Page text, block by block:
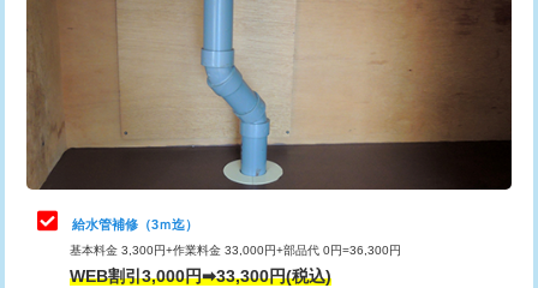
排水管工事（土の掘削・埋め戻し作
11,000円~
排水管工事（排水管工事/3ｍまで） 55,000円
排水管工事（追加 排水管工事/3ｍ超
マス交換（土の掘削・埋め戻し作業）
マス交換（深さ50㎝未満）
33,000円
8,800円
止水・漏水調査・防水処理・清掃・修
理・調整・分解・加工など（軽作業）
11,000円
止水・漏水調査・防水処理・清掃・修
理・調整・分解・加工など（中作業）
止水・漏水調査・防水処理・清掃・修
理・調整・分解・加工など（重作業）
33,000円
給水管補修（3ｍ迄）
基本料金 3,300円+作業料金 33,000円+部品代 0円=36,300円
WEB割引3,000円➡33,300円(税込)